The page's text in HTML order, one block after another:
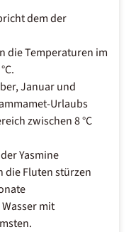
dem der
die Temperaturen im
Januar und
Urlaubs
zwischen 8 °C
Yasmine
die Fluten stürzen
mit